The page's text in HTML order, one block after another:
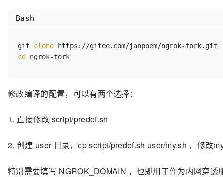
git clone
cd
ngrok-fork
Bash
修改编译的配置，可以有两个选择：
1. 直接修改 script/predef.sh
2. 创建 user 目录，cp script/predef.sh user/my.sh ，修改
特别需要填写 NGROK_DOMAIN ，也即用于作为内网穿